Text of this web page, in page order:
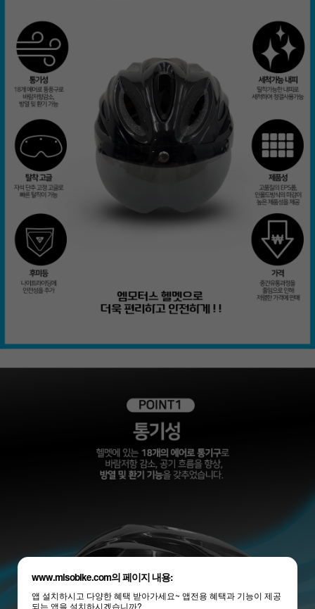
www.misobike.com의 페이지 내용:
앱 설치하시고 다양한 혜택 받아가세요~ 앱전용 혜택과 기능이 제공
되는 앱을 설치하시겠습니까?